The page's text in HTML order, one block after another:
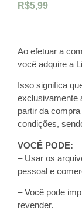
R$5,99
Ao efetuar a
você adquire a
Isso significa
exclusivamente
partir da
condições,
VOCÊ PODE:
– Usar os
pessoal e
– Você pode
revender.